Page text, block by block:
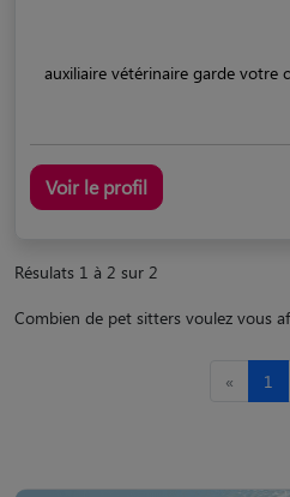
auxiliaire vétérinaire garde votre
Voir le profil
Résulats 1 à 2 sur 2
Combien de pet sitters voulez vous
« 1